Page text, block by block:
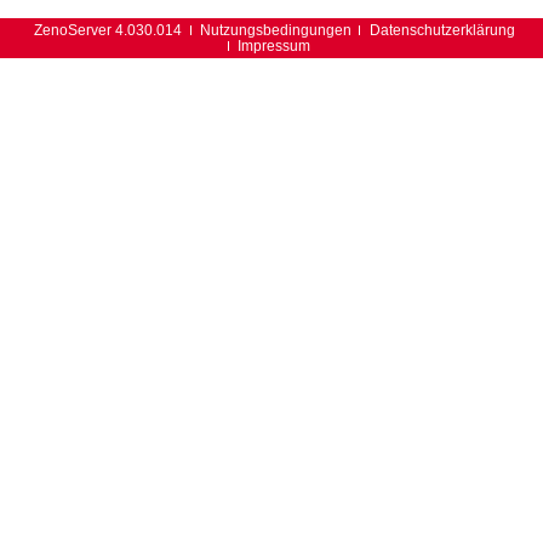
ZenoServer 4.030.014 Nutzungsbedingungen
Datenschutzerklärung
Impressum